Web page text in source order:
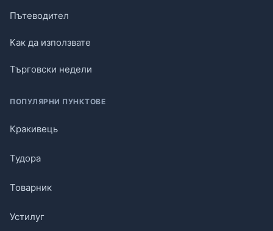
Пътеводител
Как да използвате
Търговски недели
ПОПУЛЯРНИ ПУНКТОВЕ
Кракивець
Тудора
Товарник
Устилуг